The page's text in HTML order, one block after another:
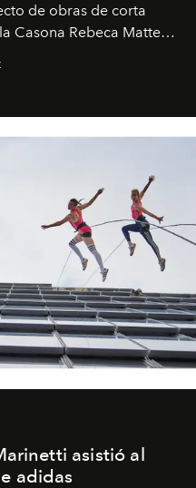
de obras de corta
Casona Rebeca Matte
son limpias; ponen el
asistió al
adidas